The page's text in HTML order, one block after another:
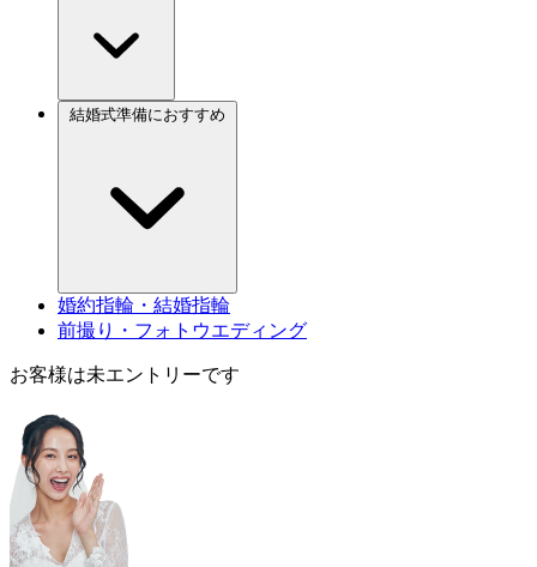
婚約指輪・結婚指輪
前撮り・フォトウエディング
お客様は未エントリーです